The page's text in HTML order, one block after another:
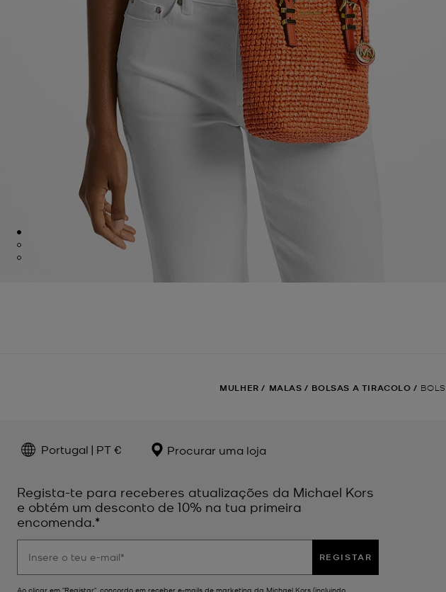
MULHER / MALAS / BOLSAS A TIRACOLO /
Portugal | PT € Procurar uma loja
Regista-te para receberes atualizações da Michael Kors
e obtém um desconto de 10% na tua primeira
encomenda.*
REGISTAR
Ao clicar em "Registar", concordo em receber e-mails de marketing da Michael Kors (incluindo